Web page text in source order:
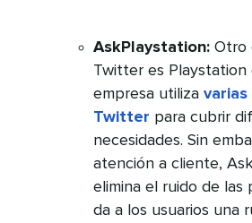
AskPlaystation: Otro
Twitter es Playstation
empresa utiliza varias
Twitter para cubrir
necesidades. Sin
atención a cliente,
elimina el ruido de las
da a los usuarios una